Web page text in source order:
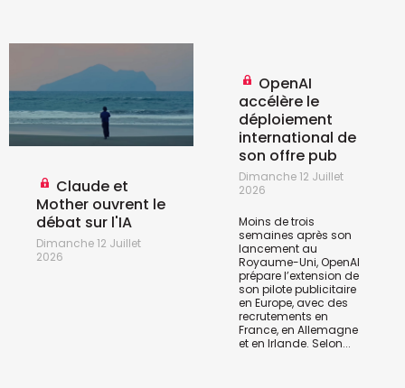
Claude et
Mother ouvrent le
débat sur l'IA
Dimanche 12 Juillet
2026
OpenAI
accélère le
déploiement
international de
son offre pub
Dimanche 12 Juillet
2026
Moins de trois
semaines après son
lancement au
Royaume-Uni, OpenAI
prépare l’extension de
son pilote publicitaire
en Europe, avec des
recrutements en
France, en Allemagne
et en Irlande. Selon...